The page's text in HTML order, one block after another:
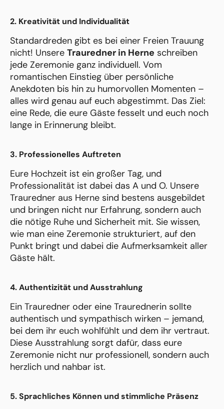
2. Kreativität und Individualität
Standardreden gibt es bei einer Freien Trauung
nicht! Unsere Trauredner in Herne schreiben
jede Zeremonie ganz individuell. Vom
romantischen Einstieg über persönliche
Anekdoten bis hin zu humorvollen Momenten –
alles wird genau auf euch abgestimmt. Das Ziel:
eine Rede, die eure Gäste fesselt und euch noch
lange in Erinnerung bleibt.
3. Professionelles Auftreten
Eure Hochzeit ist ein großer Tag, und
Professionalität ist dabei das A und O. Unsere
Trauredner aus Herne sind bestens ausgebildet
und bringen nicht nur Erfahrung, sondern auch
die nötige Ruhe und Sicherheit mit. Sie wissen,
wie man eine Zeremonie strukturiert, auf den
Punkt bringt und dabei die Aufmerksamkeit aller
Gäste hält.
4. Authentizität und Ausstrahlung
Ein Trauredner oder eine Traurednerin sollte
authentisch und sympathisch wirken – jemand,
bei dem ihr euch wohlfühlt und dem ihr vertraut.
Diese Ausstrahlung sorgt dafür, dass eure
Zeremonie nicht nur professionell, sondern auch
herzlich und nahbar ist.
5. Sprachliches Können und stimmliche Präsenz